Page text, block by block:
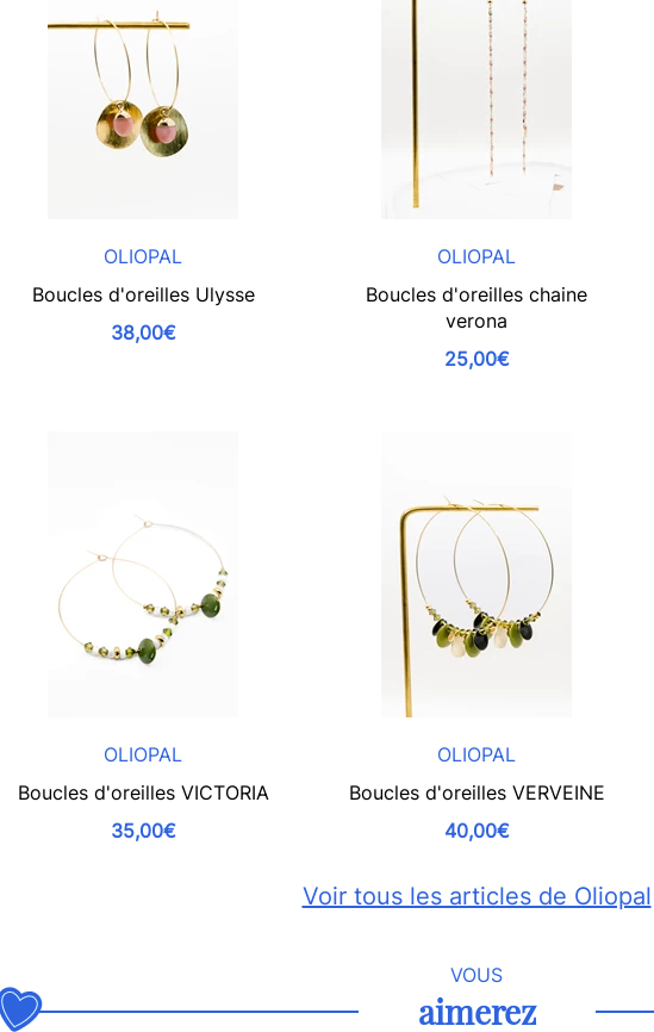
OLIOPAL
Boucles d'oreilles Ulysse
38,00€
OLIOPAL
Boucles d'oreilles chaine
verona
25,00€
OLIOPAL
Boucles d'oreilles VICTORIA
35,00€
OLIOPAL
Boucles d'oreilles VERVEINE
40,00€
Voir tous les articles de Oliopal
VOUS
aimerez